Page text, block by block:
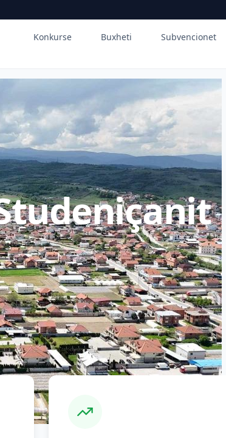
Konkurse Buxheti Subvencionet